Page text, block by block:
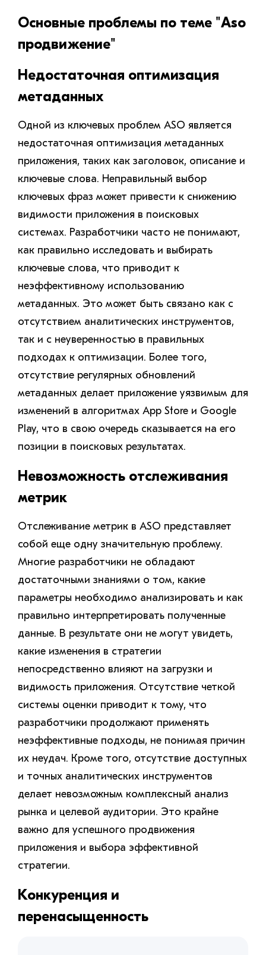
Основные проблемы по теме "Aso
продвижение"
Недостаточная оптимизация
метаданных
Одной из ключевых проблем ASO является
недостаточная оптимизация метаданных
приложения, таких как заголовок, описание и
ключевые слова. Неправильный выбор
ключевых фраз может привести к снижению
видимости приложения в поисковых
системах. Разработчики часто не понимают,
как правильно исследовать и выбирать
ключевые слова, что приводит к
неэффективному использованию
метаданных. Это может быть связано как с
отсутствием аналитических инструментов,
так и с неуверенностью в правильных
подходах к оптимизации. Более того,
отсутствие регулярных обновлений
метаданных делает приложение уязвимым для
изменений в алгоритмах App Store и Google
Play, что в свою очередь сказывается на его
позиции в поисковых результатах.
Невозможность отслеживания
метрик
Отслеживание метрик в ASO представляет
собой еще одну значительную проблему.
Многие разработчики не обладают
достаточными знаниями о том, какие
параметры необходимо анализировать и как
правильно интерпретировать полученные
данные. В результате они не могут увидеть,
какие изменения в стратегии
непосредственно влияют на загрузки и
видимость приложения. Отсутствие четкой
системы оценки приводит к тому, что
разработчики продолжают применять
неэффективные подходы, не понимая причин
их неудач. Кроме того, отсутствие доступных
и точных аналитических инструментов
делает невозможным комплексный анализ
рынка и целевой аудитории. Это крайне
важно для успешного продвижения
приложения и выбора эффективной
стратегии.
Конкуренция и
перенасыщенность